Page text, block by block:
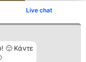
Live chat
🙂 Κάντε